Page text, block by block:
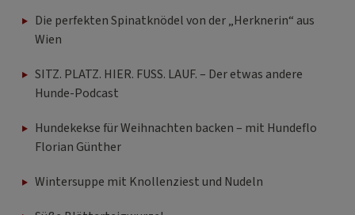
Die perfekten Spinatknödel von der „Herknerin“ aus
Wien
SITZ. PLATZ. HIER. FUSS. LAUF. – Der etwas andere
Hunde-Podcast
Hundekekse für Weihnachten backen – mit Hundeflo
Florian Günther
Wintersuppe mit Knollenziest und Nudeln